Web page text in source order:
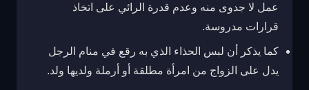
عمل لا جدوى منه وعدم قدرة الرائي على اتخاذ
قرارات مدروسة.
كما يذكر أن لبس الحذاء الذي به رقع في منام الرجل
يدل على الزواج من امرأة مطلقة أو أرملة ولديها ولد.